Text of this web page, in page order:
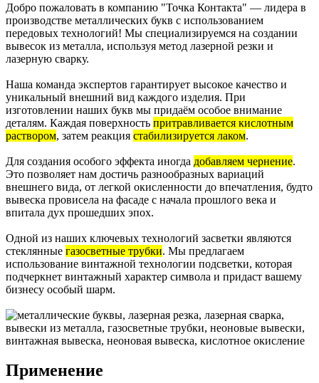
Добро пожаловать в компанию "Точка Контакта" — лидера в
производстве металлических букв с использованием
передовых технологий! Мы специализируемся на создании
вывесок из металла, используя метод лазерной резки и
лазерную сварку.
Наша команда экспертов гарантирует высокое качество и
уникальный внешний вид каждого изделия. При
изготовлении наших букв мы придаём особое внимание
деталям. Каждая поверхность притравливается кислотным
раствором, затем реакция стабилизируется лаком.
Для создания особого эффекта иногда добавляем чернение.
Это позволяет нам достичь разнообразных вариаций
внешнего вида, от легкой окисленности до впечатления, будто
вывеска провисела на фасаде с начала прошлого века и
впитала дух прошедших эпох.
Одной из наших ключевых технологий засветки являются
стеклянные газосветные трубки. Мы предлагаем
использование винтажной технологии подсветки, которая
подчеркнет винтажный характер символа и придаст вашему
бизнесу особый шарм.
Применение